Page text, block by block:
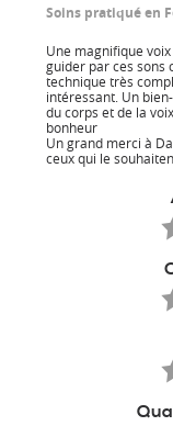
Soins pratiqué en
Une magnifique
guider par ces sons
technique très
intéressant. Un
du corps et de la
bonheur
Un grand merci à
ceux qui le